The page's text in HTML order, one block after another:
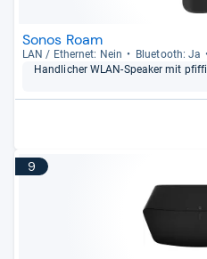
Sonos Roam
LAN / Ether­net: Nein Blue­tooth: Ja
Hand­li­cher WLAN-​Spea­ker mit
9